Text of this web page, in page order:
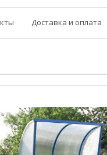
Доставка и оплата